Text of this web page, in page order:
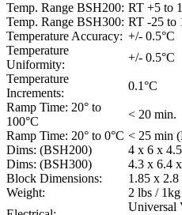
Temp. Range BSH200: RT +5 to
Temp. Range BSH300: RT -25 to
Temperature Accuracy: +/- 0.5°C
Temperature
Uniformity:
+/- 0.5°C
Temperature
Increments:
0.1°C
Ramp Time: 20° to
100°C
< 20 min.
Ramp Time: 20° to 0°C < 25 min
Dims: (BSH200)
4 x 6 x
Dims: (BSH300)
4.3 x 6.4
Block Dimensions:
1.85 x
Weight:
2 lbs / 1kg
Universal